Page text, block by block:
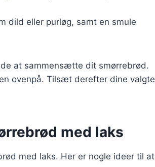
dild eller purløg, samt en smule
at sammensætte dit smørrebrød.
ovenpå. Tilsæt derefter dine valgte
med laks
med laks. Her er nogle ideer til at